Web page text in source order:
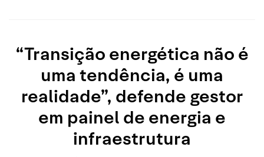
“Transição energética não é
uma tendência, é uma
realidade”, defende gestor
em painel de energia e
infraestrutura